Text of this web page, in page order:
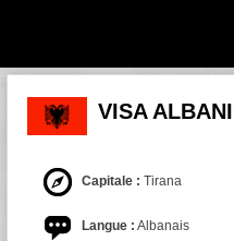
VISA
Capitale : Tirana
Langue : Albanais